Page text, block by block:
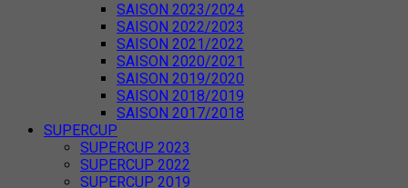
SAISON 2023/2024
SAISON 2022/2023
SAISON 2021/2022
SAISON 2020/2021
SAISON 2019/2020
SAISON 2018/2019
SAISON 2017/2018
SUPERCUP
SUPERCUP 2023
SUPERCUP 2022
SUPERCUP 2019